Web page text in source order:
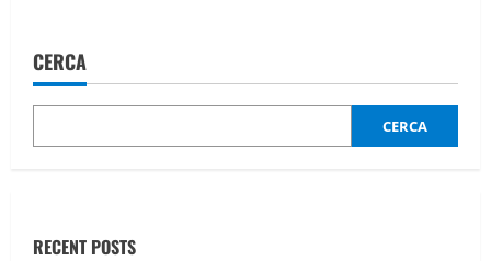
vigilante
durante
ronda
CERCA
CERCA
RECENT POSTS